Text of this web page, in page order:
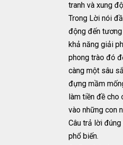
tranh và xung
Trong Lời nói
động đến tương
khả năng giải
phong trào đó
càng một sâu
đựng mầm
làm tiền đề cho
vào những con
Câu trả lời
phổ biến.